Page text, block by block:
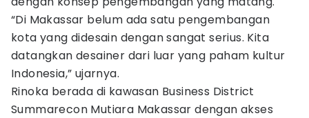
“Di Makassar belum ada satu pengembangan
kota yang didesain dengan sangat serius. Kita
datangkan desainer dari luar yang paham kultur
Indonesia,” ujarnya.
Rinoka berada di kawasan Business District
Summarecon Mutiara Makassar dengan akses